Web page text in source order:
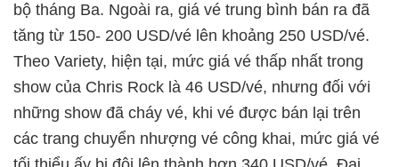
bộ tháng Ba. Ngoài ra, giá vé trung bình bán ra đã
tăng từ 150- 200 USD/vé lên khoảng 250 USD/vé.
Theo Variety, hiện tại, mức giá vé thấp nhất trong
show của Chris Rock là 46 USD/vé, nhưng đối với
những show đã cháy vé, khi vé được bán lại trên
các trang chuyển nhượng vé công khai, mức giá vé